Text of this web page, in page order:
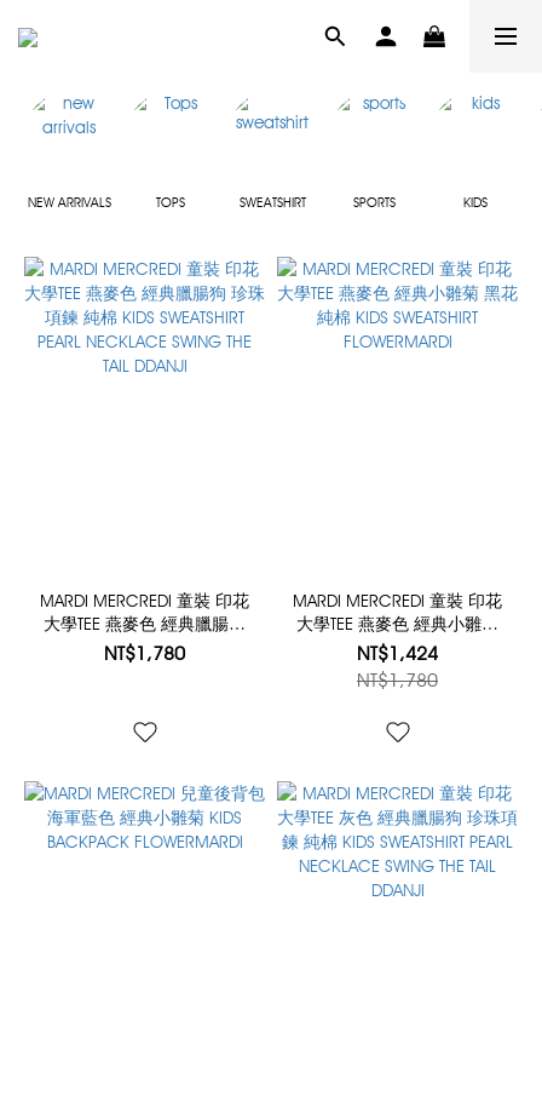
NEW ARRIVALS TOPS SWEATSHIRT SPORTS KIDS
MARDI MERCREDI 童裝 印花
大學TEE 燕麥色 經典臘腸狗
珍珠項鍊 純棉 KIDS
NT$1,780
MARDI MERCREDI 童裝 印花
大學TEE 燕麥色 經典小雛菊
黑花 純棉 KIDS SWEATSHIRT
FLOWERMARDI
NT$1,424
NT$1,780